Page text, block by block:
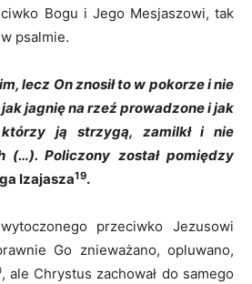
Bogu i Jego Mesjaszowi, tak
psalmie.
lecz On znosił to w pokorze i nie
jagnię na rzeź prowadzone i jak
ją strzygą, zamilkł i nie
(…). Policzony został pomiędzy
Izajasza19.
przeciwko Jezusowi
Go znieważano, opluwano,
, ale Chrystus zachował do samego